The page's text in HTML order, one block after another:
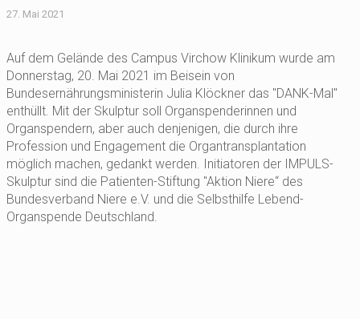
27. Mai 2021
Auf dem Gelände des Campus Virchow Klinikum wurde am
Donnerstag, 20. Mai 2021 im Beisein von
Bundesernährungsministerin Julia Klöckner das "DANK-Mal"
enthüllt. Mit der Skulptur soll Organspenderinnen und
Organspendern, aber auch denjenigen, die durch ihre
Profession und Engagement die Organtransplantation
möglich machen, gedankt werden. Initiatoren der IMPULS-
Skulptur sind die Patienten-Stiftung "Aktion Niere“ des
Bundesverband Niere e.V. und die Selbsthilfe Lebend-
Organspende Deutschland.